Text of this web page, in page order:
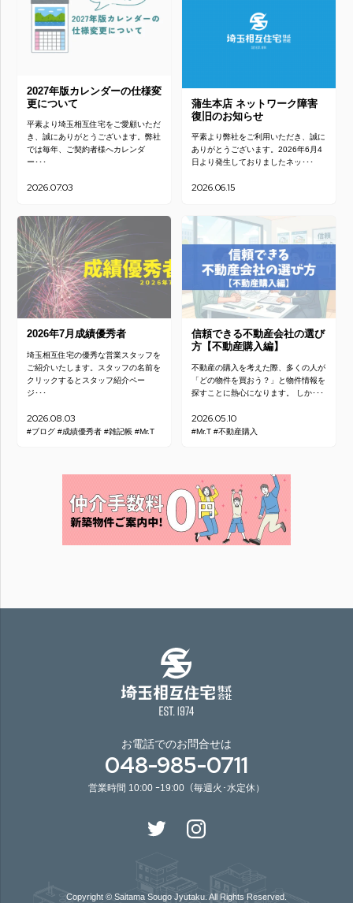
2027年版カレンダーの仕様変
更について
平素より埼玉相互住宅をご愛顧いただ
き、誠にありがとうございます。弊社
では毎年、ご契約者様へカレンダ
ー･･･
2026.07.03
蒲生本店 ネットワーク障害
復旧のお知らせ
平素より弊社をご利用いただき、誠に
ありがとうございます。2026年6月4
日より発生しておりましたネッ･･･
2026.06.15
2026年7月成績優秀者
埼玉相互住宅の優秀な営業スタッフを
ご紹介いたします。スタッフの名前を
クリックするとスタッフ紹介ペー
ジ･･･
2026.08.03
#ブログ #成績優秀者 #雑記帳 #Mr.T
信頼できる不動産会社の選び
方【不動産購入編】
不動産の購入を考えた際、多くの人が
「どの物件を買おう？」と物件情報を
探すことに熱心になります。 しか･･･
2026.05.10
#Mr.T #不動産購入
お電話でのお問合せは
048-985-0711
営業時間 10:00 ｰ19:00（毎週火･水定休）
Copyright © Saitama Sougo Jyutaku. All Rights Reserved.